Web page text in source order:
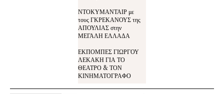
ΝΤΟΚΥΜΑΝΤΑΙΡ με
τους ΓΚΡΕΚΑΝΟΥΣ της
ΑΠΟΥΛΙΑΣ στην
ΜΕΓΑΛΗ ΕΛΛΑΔΑ
ΕΚΠΟΜΠΕΣ ΓΙΩΡΓΟΥ
ΛΕΚΑΚΗ ΓΙΑ ΤΟ
ΘΕΑΤΡΟ & ΤΟΝ
ΚΙΝΗΜΑΤΟΓΡΑΦΟ